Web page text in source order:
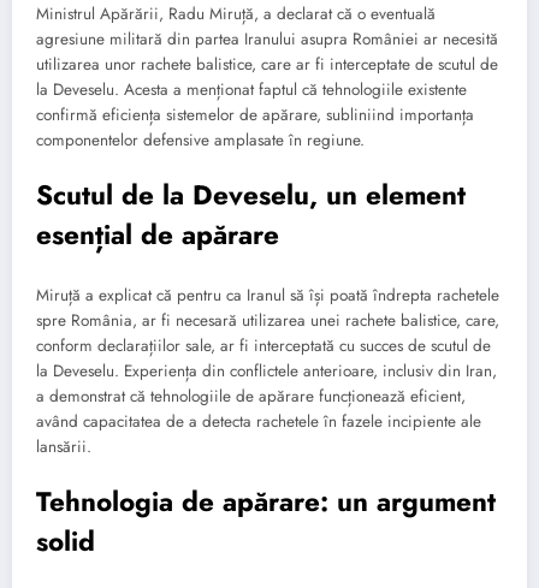
Ministrul Apărării, Radu Miruță, a declarat că o eventuală
agresiune militară din partea Iranului asupra României ar necesită
utilizarea unor rachete balistice, care ar fi interceptate de scutul de
la Deveselu. Acesta a menționat faptul că tehnologiile existente
confirmă eficiența sistemelor de apărare, subliniind importanța
componentelor defensive amplasate în regiune.
Scutul de la Deveselu, un element
esențial de apărare
Miruță a explicat că pentru ca Iranul să își poată îndrepta rachetele
spre România, ar fi necesară utilizarea unei rachete balistice, care,
conform declarațiilor sale, ar fi interceptată cu succes de scutul de
la Deveselu. Experiența din conflictele anterioare, inclusiv din Iran,
a demonstrat că tehnologiile de apărare funcționează eficient,
având capacitatea de a detecta rachetele în fazele incipiente ale
lansării.
Tehnologia de apărare: un argument
solid